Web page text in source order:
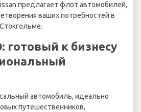
предлагает флот автомобилей,
ваших потребностей в
готовый к бизнесу
автомобиль, идеально
путешественников,